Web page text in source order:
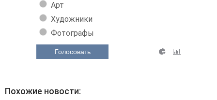
Арт
Художники
Фотографы
Голосовать
Похожие новости: